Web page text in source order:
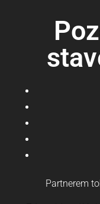
Partnerem